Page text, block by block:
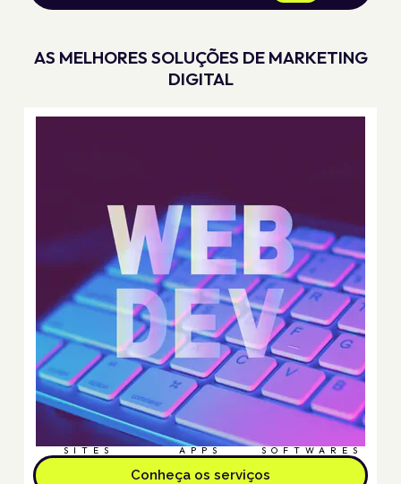
AS MELHORES SOLUÇÕES DE MARKETING
DIGITAL
SITES APPS SOFTWARES
Conheça os serviços